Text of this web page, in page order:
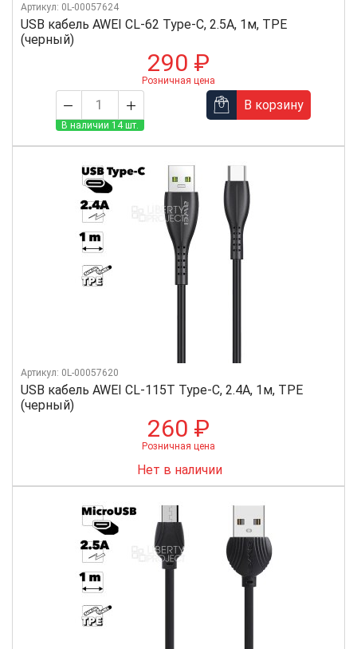
USB кабель AWEI CL-62 Type-C, 2.5А, 1м, TPE
(черный)
Артикул: 0L-00057624
290 ₽
Розничная цена
В наличии 14 шт.
В корзину
USB кабель AWEI CL-115T Type-C, 2.4А, 1м, TPE
(черный)
Артикул: 0L-00057620
260 ₽
Розничная цена
Нет в наличии